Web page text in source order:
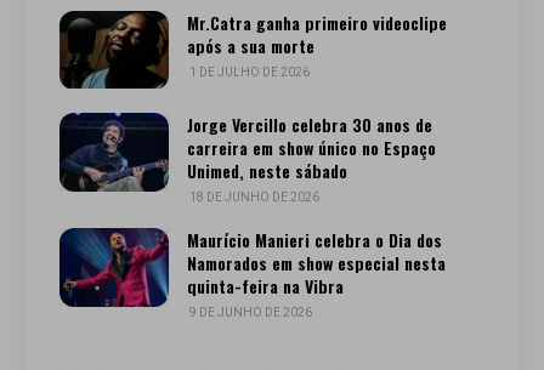
Mr.Catra ganha primeiro videoclipe
após a sua morte
1 DE JULHO DE 2026
Jorge Vercillo celebra 30 anos de
carreira em show único no Espaço
Unimed, neste sábado
18 DE JUNHO DE 2026
Maurício Manieri celebra o Dia dos
Namorados em show especial nesta
quinta-feira na Vibra
9 DE JUNHO DE 2026